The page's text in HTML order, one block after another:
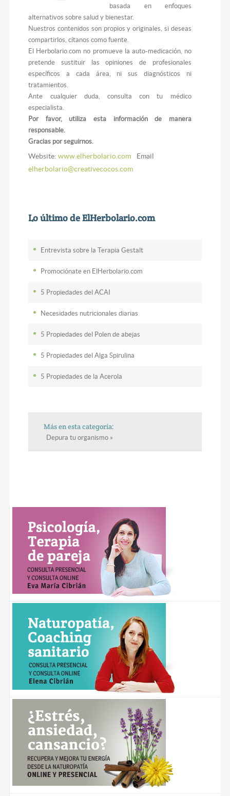
basada en enfoques
alternativos sobre salud y bienestar.
Nuestros contenidos son propios y originales, si deseas
compartirlos, cítanos como fuente.
El Herbolario.com no promueve la auto-medicación, no
pretende sustituir las opiniones de profesionales
específicos a cada área, ni sus diagnósticos ni
tratamientos.
Ante cualquier duda, consulta con tu médico
especialista.
Por favor, utiliza esta información de manera
responsable.
Gracias por seguirnos.
Website:www.elherbolario.com
Email
elherbolario@creativecocos.com
Lo último de ElHerbolario.com
Entrevista sobre la Terapia Gestalt
Promociónate en ElHerbolario.com
5 Propiedades del ACAI
Necesidades nutricionales diarias
5 Propiedades del Polen de abejas
5 Propiedades del Alga Spirulina
5 Propiedades de la Acerola
Más en esta categoría:
Depura tu organismo »